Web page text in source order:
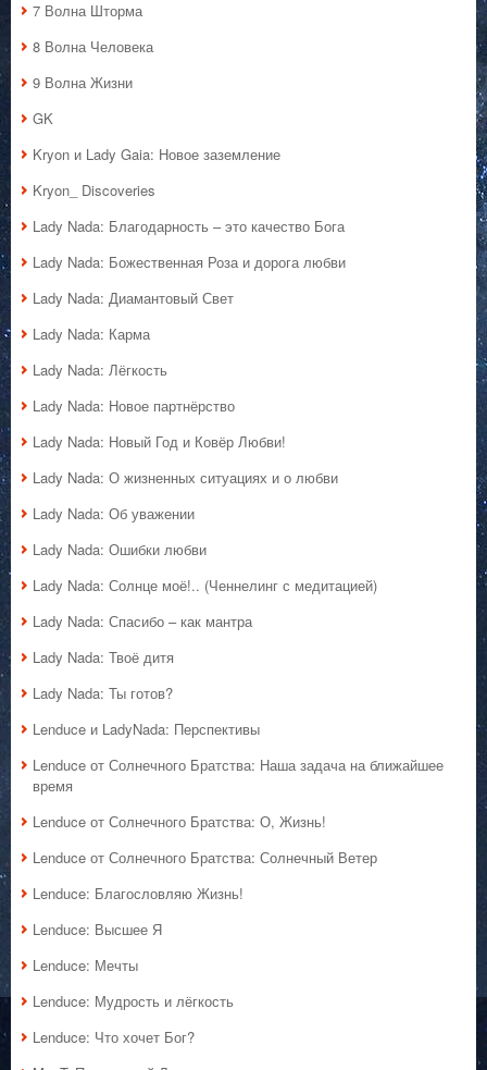
7 Волна Шторма
8 Волна Человека
9 Волна Жизни
GK
Kryon и Lady Gaia: Новое заземление
Kryon_ Discoveries
Lady Nada: Благодарность – это качество Бога
Lady Nada: Божественная Роза и дорога любви
Lady Nada: Диамантовый Свет
Lady Nada: Карма
Lady Nada: Лёгкость
Lady Nada: Новое партнёрство
Lady Nada: Новый Год и Ковёр Любви!
Lady Nada: О жизненных ситуациях и о любви
Lady Nada: Об уважении
Lady Nada: Ошибки любви
Lady Nada: Солнце моё!.. (Ченнелинг с медитацией)
Lady Nada: Спасибо – как мантра
Lady Nada: Твоё дитя
Lady Nada: Ты готов?
Lenduce и LadyNada: Перспективы
Lenduce от Солнечного Братства: Наша задача на ближайшее
время
Lenduce от Солнечного Братства: О, Жизнь!
Lenduce от Солнечного Братства: Солнечный Ветер
Lenduce: Благословляю Жизнь!
Lenduce: Высшее Я
Lenduce: Мечты
Lenduce: Мудрость и лёгкость
Lenduce: Что хочет Бог?